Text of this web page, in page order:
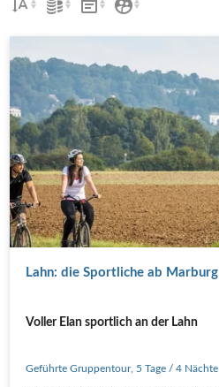
Lahn: die Sportliche ab Marburg
Voller Elan sportlich an der Lahn
Geführte Gruppentour, 5 Tage / 4 Nächte